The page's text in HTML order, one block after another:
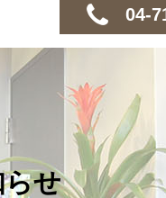
04-
らせ